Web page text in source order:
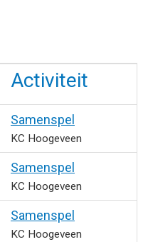
Activiteit
Samenspel
KC Hoogeveen
Samenspel
KC Hoogeveen
Samenspel
KC Hoogeveen